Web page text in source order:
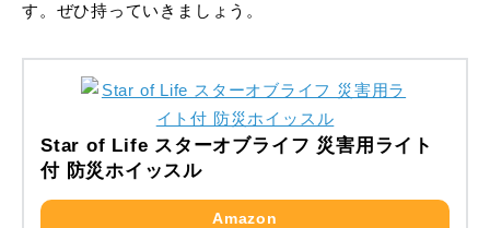
す。ぜひ持っていきましょう。
Star of Life スターオブライフ 災害用ライト
付 防災ホイッスル
Amazon